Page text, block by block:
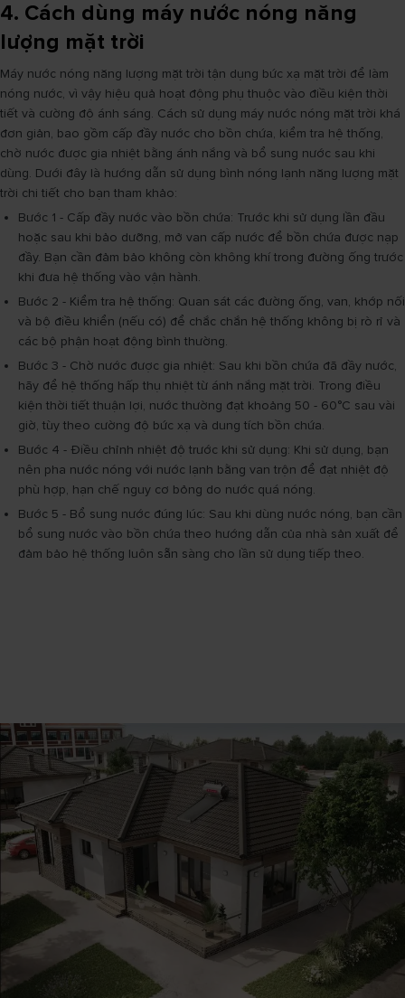
4. Cách dùng máy nước nóng năng
lượng mặt trời
Máy nước nóng năng lượng mặt trời tận dụng bức xạ mặt trời để làm
nóng nước, vì vậy hiệu quả hoạt động phụ thuộc vào điều kiện thời
tiết và cường độ ánh sáng. Cách sử dụng máy nước nóng mặt trời khá
đơn giản, bao gồm cấp đầy nước cho bồn chứa, kiểm tra hệ thống,
chờ nước được gia nhiệt bằng ánh nắng và bổ sung nước sau khi
dùng. Dưới đây là hướng dẫn sử dụng bình nóng lạnh năng lượng mặt
trời chi tiết cho bạn tham khảo:
Bước 1 - Cấp đầy nước vào bồn chứa: Trước khi sử dụng lần đầu
hoặc sau khi bảo dưỡng, mở van cấp nước để bồn chứa được nạp
đầy. Bạn cần đảm bảo không còn không khí trong đường ống trước
khi đưa hệ thống vào vận hành.
Bước 2 - Kiểm tra hệ thống: Quan sát các đường ống, van, khớp nối
và bộ điều khiển (nếu có) để chắc chắn hệ thống không bị rò rỉ và
các bộ phận hoạt động bình thường.
Bước 3 - Chờ nước được gia nhiệt: Sau khi bồn chứa đã đầy nước,
hãy để hệ thống hấp thụ nhiệt từ ánh nắng mặt trời. Trong điều
kiện thời tiết thuận lợi, nước thường đạt khoảng 50 - 60°C sau vài
giờ, tùy theo cường độ bức xạ và dung tích bồn chứa.
Bước 4 - Điều chỉnh nhiệt độ trước khi sử dụng: Khi sử dụng, bạn
nên pha nước nóng với nước lạnh bằng van trộn để đạt nhiệt độ
phù hợp, hạn chế nguy cơ bỏng do nước quá nóng.
Bước 5 - Bổ sung nước đúng lúc: Sau khi dùng nước nóng, bạn cần
bổ sung nước vào bồn chứa theo hướng dẫn của nhà sản xuất để
đảm bảo hệ thống luôn sẵn sàng cho lần sử dụng tiếp theo.